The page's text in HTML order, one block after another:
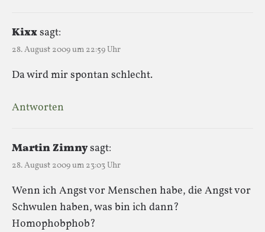
Kixxsagt:
28. August 2009 um 22:59 Uhr
Da wird mir spontan schlecht.
Antworten
Martin Zimnysagt:
28. August 2009 um 23:03 Uhr
Wenn ich Angst vor Menschen habe, die Angst vor
Schwulen haben, was bin ich dann?
Homophobphob?